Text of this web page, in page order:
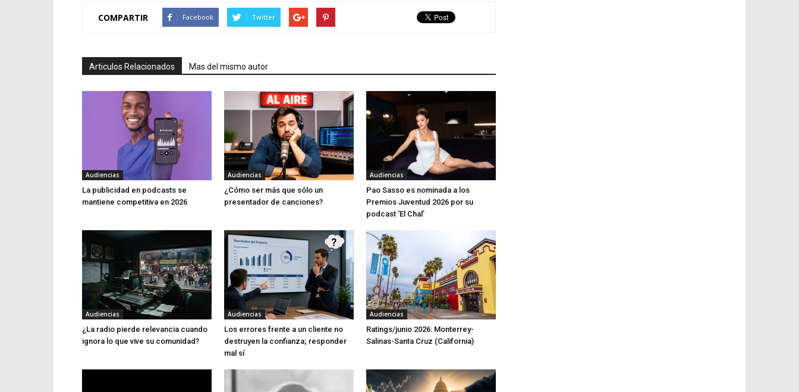
COMPARTIR Facebook Twitter
Articulos Relacionados Mas del mismo autor
Audiencias
La publicidad en podcasts se
mantiene competitiva en 2026
Audiencias
¿Cómo ser más que sólo un
presentador de canciones?
Audiencias
Pao Sasso es nominada a los
Premios Juventud 2026 por su
podcast ‘El Chal’
Audiencias
¿La radio pierde relevancia cuando
ignora lo que vive su comunidad?
Audiencias
Los errores frente a un cliente no
destruyen la confianza; responder
mal sí
Audiencias
Ratings/junio 2026: Monterrey-
Salinas-Santa Cruz (California)